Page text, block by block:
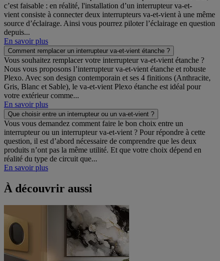
c’est faisable : en réalité, l'installation d’un interrupteur va-et-
vient consiste à connecter deux interrupteurs va-et-vient à une même
source d’éclairage. Ainsi vous pourrez piloter l’éclairage en question
depuis...
En savoir plus
Comment remplacer un interrupteur va-et-vient étanche ?
Vous souhaitez remplacer votre interrupteur va-et-vient étanche ?
Nous vous proposons l’interrupteur va-et-vient étanche et robuste
Plexo. Avec son design contemporain et ses 4 finitions (Anthracite,
Gris, Blanc et Sable), le va-et-vient Plexo étanche est idéal pour
votre extérieur comme...
En savoir plus
Que choisir entre un interrupteur ou un va-et-vient ?
Vous vous demandez comment faire le bon choix entre un
interrupteur ou un interrupteur va-et-vient ? Pour répondre à cette
question, il est d’abord nécessaire de comprendre que les deux
produits n’ont pas la même utilité. Et que votre choix dépend en
réalité du type de circuit que...
En savoir plus
À découvrir aussi